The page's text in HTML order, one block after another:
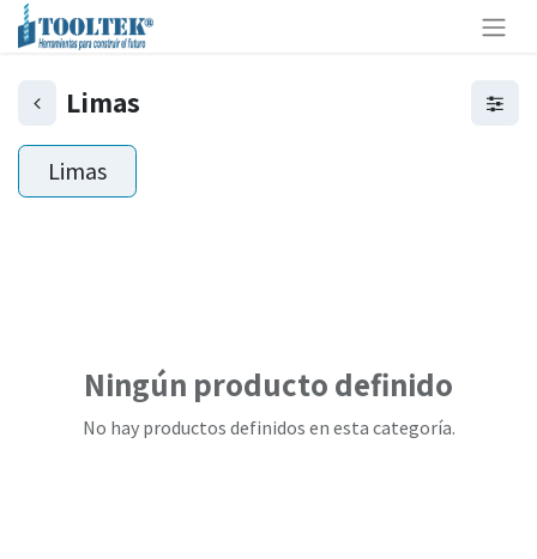
Limas
Limas
Ningún producto definido
No hay productos definidos en esta categoría.